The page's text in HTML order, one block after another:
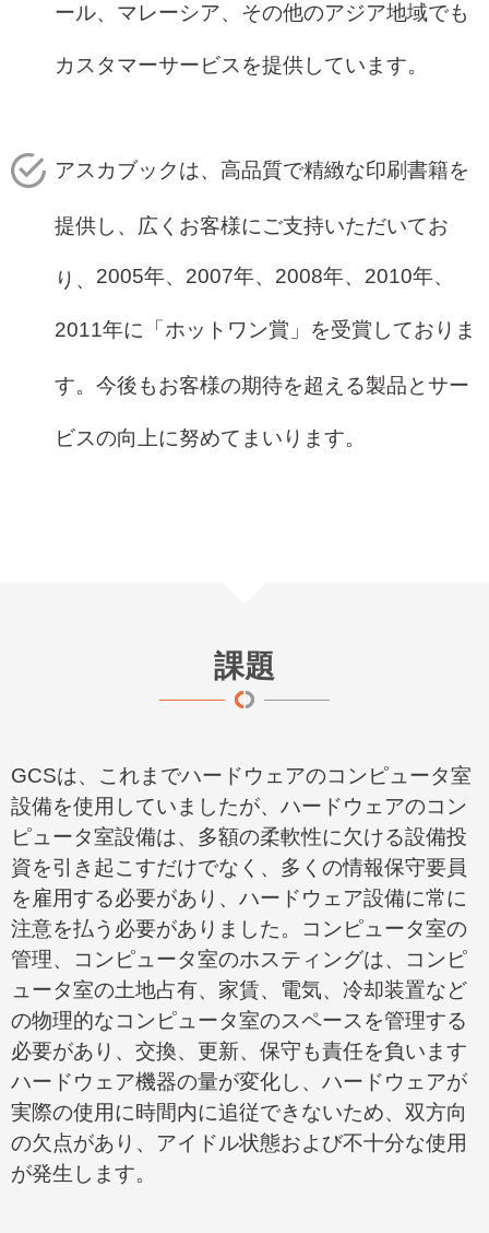
ール、マレーシア、その他のアジア地域でも
カスタマーサービスを提供しています。
アスカブックは、高品質で精緻な印刷書籍を
提供し、広くお客様にご支持いただいてお
り、 2005年、 2007年、 2008年、 2010年、
2011年に「ホットワン賞」を受賞しておりま
す。今後もお客様の期待を超える製品とサー
ビスの向上に努めてまいります。
課題
GCSは、これまでハードウェアのコンピュータ室
設備を使用していましたが、ハードウェアのコン
ピュータ室設備は、多額の柔軟性に欠ける設備投
資を引き起こすだけでなく、多くの情報保守要員
を雇用する必要があり、ハードウェア設備に常に
注意を払う必要がありました。コンピュータ室の
管理、コンピュータ室のホスティングは、コンピ
ュータ室の土地占有、家賃、電気、冷却装置など
の物理的なコンピュータ室のスペースを管理する
必要があり、交換、更新、保守も責任を負います
ハードウェア機器の量が変化し、ハードウェアが
実際の使用に時間内に追従できないため、双方向
の欠点があり、アイドル状態および不十分な使用
が発生します。